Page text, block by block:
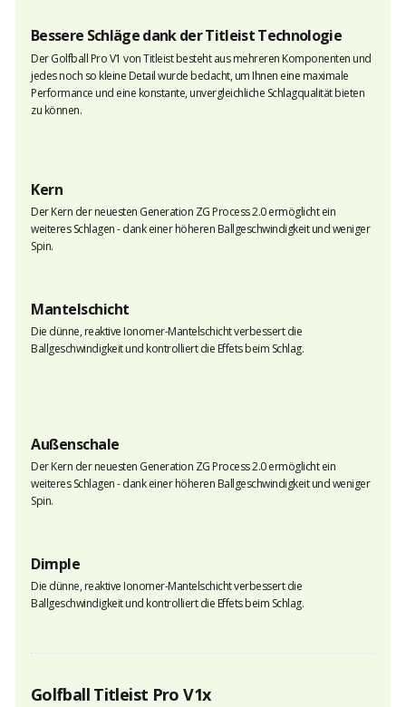
Bessere Schläge dank der Titleist Technologie
Der Golfball Pro V1 von Titleist besteht aus mehreren Komponenten und
jedes noch so kleine Detail wurde bedacht, um Ihnen eine maximale
Performance und eine konstante, unvergleichliche Schlagqualität bieten
zu können.
Kern
Der Kern der neuesten Generation ZG Process 2.0 ermöglicht ein
weiteres Schlagen - dank einer höheren Ballgeschwindigkeit und weniger
Spin.
Mantelschicht
Die dünne, reaktive Ionomer-Mantelschicht verbessert die
Ballgeschwindigkeit und kontrolliert die Effets beim Schlag.
Außenschale
Der Kern der neuesten Generation ZG Process 2.0 ermöglicht ein
weiteres Schlagen - dank einer höheren Ballgeschwindigkeit und weniger
Spin.
Dimple
Die dünne, reaktive Ionomer-Mantelschicht verbessert die
Ballgeschwindigkeit und kontrolliert die Effets beim Schlag.
Golfball Titleist Pro V1x